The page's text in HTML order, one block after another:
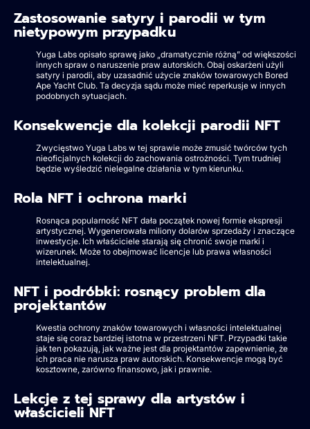
Zastosowanie satyry i parodii w tym
nietypowym przypadku
Yuga Labs opisało sprawę jako „dramatycznie różną” od większości
innych spraw o naruszenie praw autorskich. Obaj oskarżeni użyli
satyry i parodii, aby uzasadnić użycie znaków towarowych Bored
Ape Yacht Club. Ta decyzja sądu może mieć reperkusje w innych
podobnych sytuacjach.
Konsekwencje dla kolekcji parodii NFT
Zwycięstwo Yuga Labs w tej sprawie może zmusić twórców tych
nieoficjalnych kolekcji do zachowania ostrożności. Tym trudniej
będzie wyśledzić nielegalne działania w tym kierunku.
Rola NFT i ochrona marki
Rosnąca popularność NFT dała początek nowej formie ekspresji
artystycznej. Wygenerowała miliony dolarów sprzedaży i znaczące
inwestycje. Ich właściciele starają się chronić swoje marki i
wizerunek. Może to obejmować licencje lub prawa własności
intelektualnej.
NFT i podróbki: rosnący problem dla
projektantów
Kwestia ochrony znaków towarowych i własności intelektualnej
staje się coraz bardziej istotna w przestrzeni NFT. Przypadki takie
jak ten pokazują, jak ważne jest dla projektantów zapewnienie, że
ich praca nie narusza praw autorskich. Konsekwencje mogą być
kosztowne, zarówno finansowo, jak i prawnie.
Lekcje z tej sprawy dla artystów i
właścicieli NFT